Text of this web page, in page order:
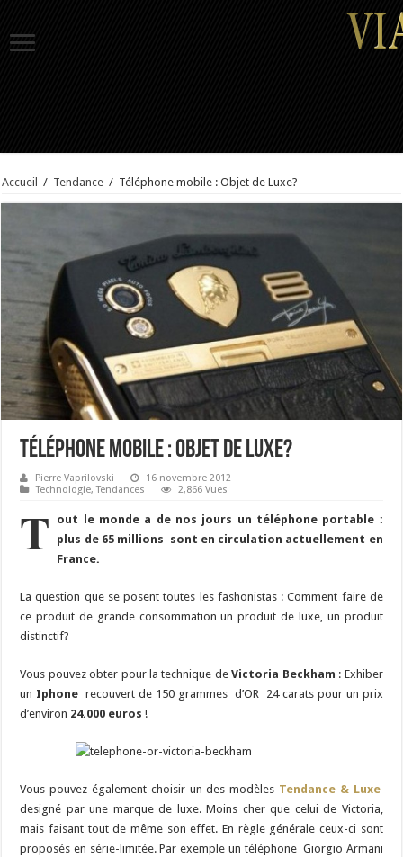
Accueil / Tendance / Téléphone mobile : Objet de Luxe?
Téléphone mobile : Objet de Luxe?
Pierre Vaprilovski
16 novembre 2012
Technologie,Tendances 2,866 Vues
T
out le monde a de nos jours un téléphone portable :
plus de 65 millions sont en circulation actuellement en
France.
La question que se posent toutes les fashonistas : Comment faire de
ce produit de grande consommation un produit de luxe, un produit
distinctif?
Vous pouvez obter pour la technique deVictoria Beckham : Exhiber
un Iphone recouvert de 150 grammes d’OR 24 carats pour un prix
d’environ 24.000 euros !
Vous pouvez également choisir un des modèles Tendance & Luxe
designé par une marque de luxe. Moins cher que celui de Victoria,
mais faisant tout de même son effet. En règle générale ceux-ci sont
proposés en série-limitée. Par exemple un téléphone Giorgio Armani